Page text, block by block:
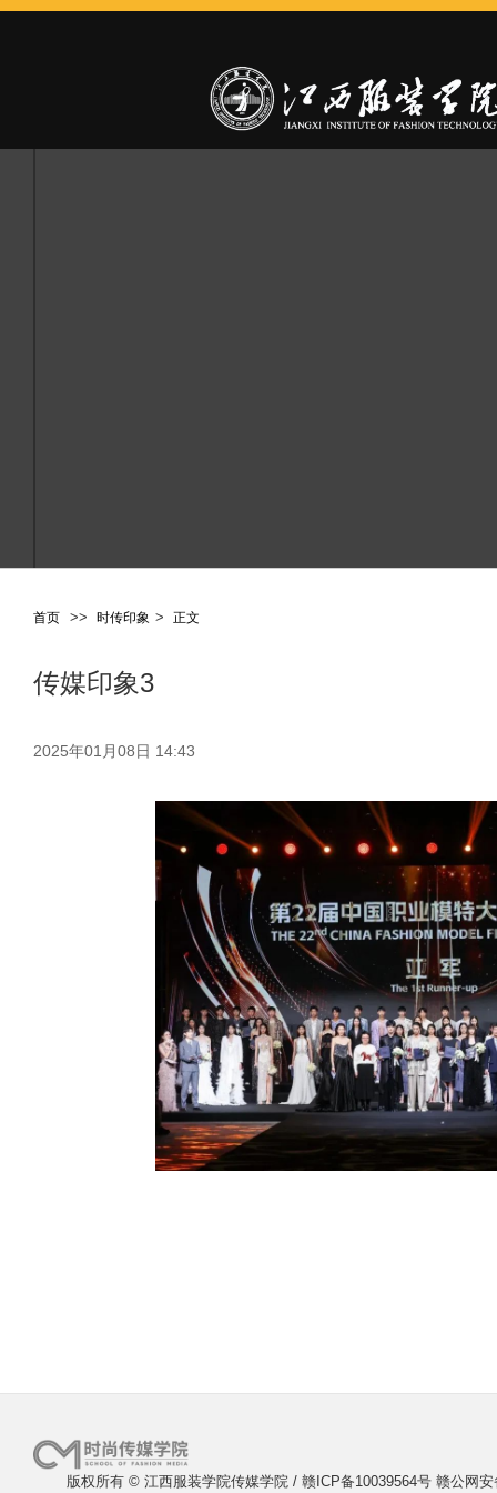
首页 >> 时传印象 > 正文
传媒印象3
2025年01月08日 14:43
版权所有 © 江西服装学院传媒学院 / 赣ICP备10039564号 赣